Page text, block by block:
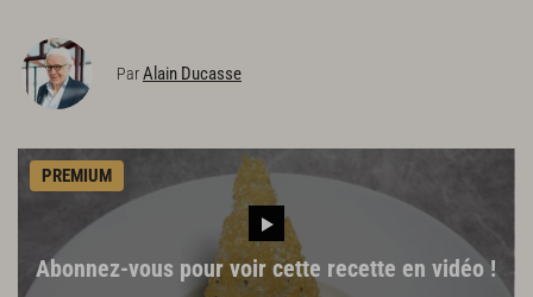
ParAlain Ducasse
PREMIUM
Abonnez-vous pour voir cette recette en vidéo !